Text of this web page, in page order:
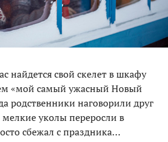
найдется свой скелет в шкафу
«мой самый ужасный Новый
родственники наговорили друг
уколы переросли в
сбежал с праздника…